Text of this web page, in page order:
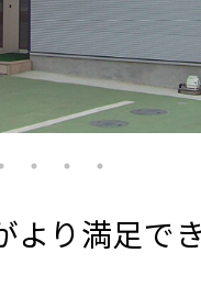
り満足で